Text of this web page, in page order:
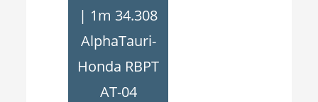
| 1m 34.308
AlphaTauri-
Honda RBPT
AT-04